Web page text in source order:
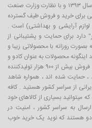
کافه کادو به عنوان پلتفرم آنلاین فروش محصولات از سال ۱۳۹۳ و با نظارت وزارت صنعت
برای خرید و فروش طیف گسترده
لوازم آرایشی و بهداشتی) است .
برای حمایت و پشتیبانی از
روزانه با محصولاتی زیبا و
اینگونه محصولات به عنوان کادو و
هدیه برای عزیزان است . از آنجا که کافه کادو ، بازوی فروش بیش از ۹۰۰ هزار تولیدکننده
حمایت شده اند ، همواره شاهد
از سراسر کشور هستید . کافه
میتوانید بسیاری از کالاهای خود
به سراسر کشور ، امنیت در
هستند که نوید یک خرید خوب